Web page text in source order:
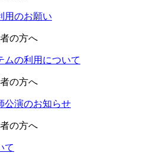
用のお願い
の方へ
ムの利用について
の方へ
公演のお知らせ
の方へ
て